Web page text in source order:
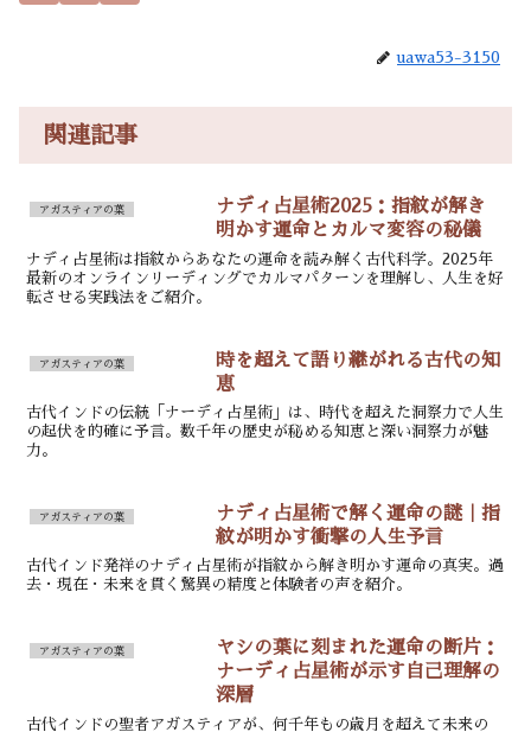
uawa53-3150
関連記事
アガスティアの葉
ナディ占星術2025：指紋が解き
明かす運命とカルマ変容の秘儀
ナディ占星術は指紋からあなたの運命を読み解く古代科学。2025年
最新のオンラインリーディングでカルマパターンを理解し、人生を好
転させる実践法をご紹介。
アガスティアの葉
時を超えて語り継がれる古代の知
恵
古代インドの伝統「ナーディ占星術」は、時代を超えた洞察力で人生
の起伏を的確に予言。数千年の歴史が秘める知恵と深い洞察力が魅
力。
アガスティアの葉
ナディ占星術で解く運命の謎｜指
紋が明かす衝撃の人生予言
古代インド発祥のナディ占星術が指紋から解き明かす運命の真実。過
去・現在・未来を貫く驚異の精度と体験者の声を紹介。
アガスティアの葉
ヤシの葉に刻まれた運命の断片：
ナーディ占星術が示す自己理解の
深層
古代インドの聖者アガスティアが、何千年もの歳月を超えて未来の